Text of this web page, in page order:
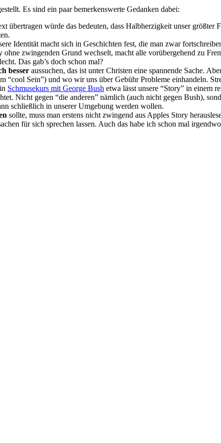
Es sind ein paar bemerkenswerte Gedanken dabei:
übertragen würde das bedeuten, dass Halbherzigkeit unser größter
Identität macht sich in Geschichten fest, die man zwar
zwingenden Grund wechselt, macht alle vorübergehend zu
Das gab’s doch schon mal?
besser aussuchen, das ist unter Christen eine spannende Sache.
“cool Sein”) und wo wir uns über Gebühr Probleme einhandeln.
Schmusekurs mit George Bush etwa lässt unsere “Story” in einem
Nicht gegen “die anderen” nämlich (auch nicht gegen Bush),
schließlich in unserer Umgebung werden wollen.
sollte, muss man erstens nicht zwingend aus Apples Story
für sich sprechen lassen. Auch das habe ich schon mal